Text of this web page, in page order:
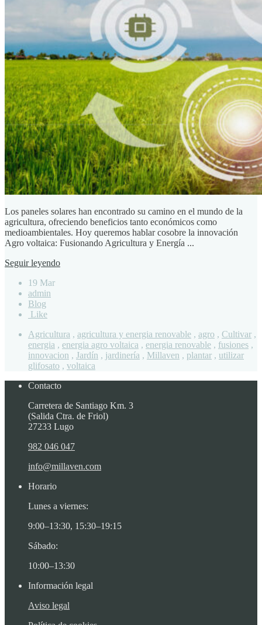
Los paneles solares han encontrado su camino en el mundo de la
agricultura, ofreciendo beneficios tanto económicos como
medioambientales. Hoy queremos hablar cosobre la innovación
Agro voltaica: Fusionando Agricultura y Energía ...
Seguir leyendo
19 Mar
admin
Blog
Like
Agricultura , agricultura y energia renovable , agro , Cultivar ,
energia , energia agro voltaica , energia renovable , fusiones ,
innovacion , Jardín , jardinería , Millaven , plantar , utilizar
glifosato , voltaica
Contacto
Carretera de Santiago Km. 3
(Salida Ctra. de Friol)
27233 Lugo
982 046 047
info@millaven.com
Horario
Lunes a viernes:
9:00–13:30, 15:30–19:15
Sábado:
10:00–13:30
Información legal
Aviso legal